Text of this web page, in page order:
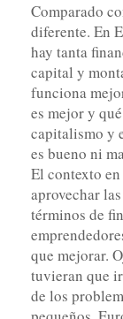
Comparado
diferente. En
hay tanta
capital y
funciona
es mejor y
capitalismo y
es bueno ni
El contexto
aprovechar
términos de
que mejorar.
tuvieran que
de los